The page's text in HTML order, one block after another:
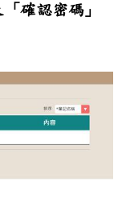
確認密碼」